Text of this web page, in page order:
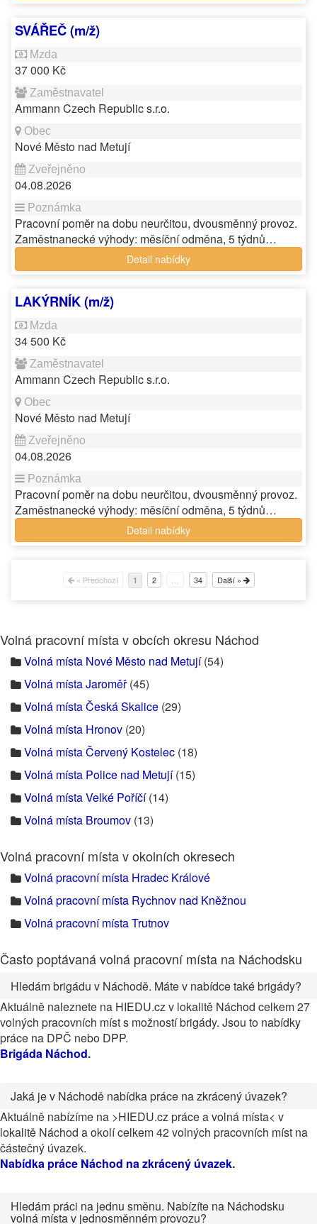
SVÁŘEČ (m/ž)
37 000 Kč
Ammann Czech Republic s.r.o.
Nové Město nad Metují
04.08.2026
Pracovní poměr na dobu neurčitou, dvousměnný provoz.
Zaměstnanecké výhody: měsíční odměna, 5 týdnů…
Detail nabídky
LAKÝRNÍK (m/ž)
34 500 Kč
Ammann Czech Republic s.r.o.
Nové Město nad Metují
04.08.2026
Pracovní poměr na dobu neurčitou, dvousměnný provoz.
Zaměstnanecké výhody: měsíční odměna, 5 týdnů…
Detail nabídky
« Předchozí 1 2 34 Další »
Volná pracovní místa v obcích okresu Náchod
Volná místa Nové Město nad Metují(54)
Volná místa Jaroměř(45)
Volná místa Česká Skalice (29)
Volná místa Hronov (20)
Volná místa Červený Kostelec (18)
Volná místa Police nad Metují(15)
Volná místa Velké Poříčí(14)
Volná místa Broumov (13)
Volná pracovní místa v okolních okresech
Volná pracovní místa Hradec Králové
Volná pracovní místa Rychnov nad Kněžnou
Volná pracovní místa Trutnov
Často poptávaná volná pracovní místa na Náchodsku
Hledám brigádu v Náchodě. Máte v nabídce také brigády?
Aktuálně naleznete na HIEDU.cz v lokalitě Náchod celkem 27
volných pracovních míst s možností brigády. Jsou to nabídky
práce na DPČ nebo DPP.
Brigáda Náchod.
Jaká je v Náchodě nabídka práce na zkrácený úvazek?
Aktuálně nabízíme na >HIEDU.cz práce a volná místa< v
lokalitě Náchod a okolí celkem 42 volných pracovních míst na
částečný úvazek.
Nabídka práce Náchod na zkrácený úvazek.
Hledám práci na jednu směnu. Nabízíte na Náchodsku
volná místa v jednosměnném provozu?